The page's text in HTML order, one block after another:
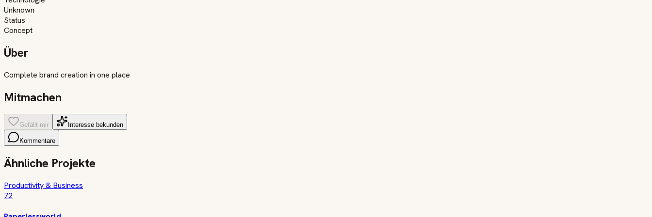
Unknown
Status
Concept
Über
Complete brand creation in one place
Mitmachen
Gefällt mir Interesse bekunden
Kommentare
Ähnliche Projekte
Productivity & Business
72